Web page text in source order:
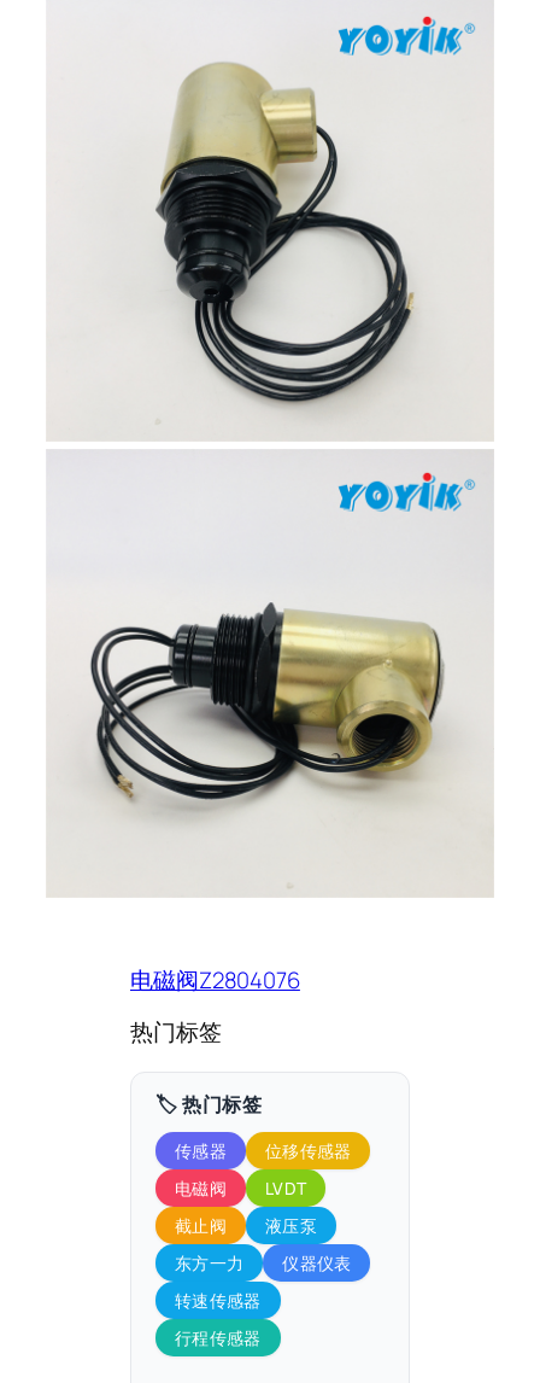
电磁阀Z2804076
热门标签
🏷️ 热门标签
传感器
位移传感器
电磁阀
LVDT
截止阀
液压泵
东方一力
仪器仪表
转速传感器
行程传感器